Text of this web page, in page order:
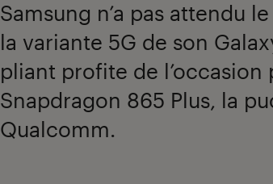
Samsung n’a pas attendu
la variante 5G de son
pliant profite de l’occasion
Snapdragon 865 Plus, la
Qualcomm.